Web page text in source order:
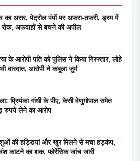
का असर, पेट्रोल पंपों पर अफरा-तफरी, ड्रम में
अफवाहों से बचने की अपील
के आरोपी पति को पुलिस ने किया गिरफ्तार, लोहे
वारदात, आरोपी ने कबूला जुर्म
प्रियंका गांधी के पीए, केसी वेणुगोपाल समेत
रुपये लेने का आरोप
की हड्डियां और खुर मिलने से मचा हड़कंप,
गोवंश काटने का शक, फोरेंसिक जांच जारी